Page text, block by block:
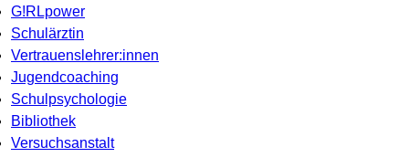
G!RLpower
Schulärztin
Vertrauenslehrer:innen
Jugendcoaching
Schulpsychologie
Bibliothek
Versuchsanstalt